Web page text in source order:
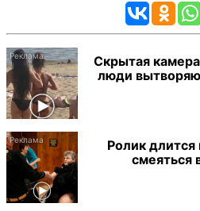
Скрытая
люди
Ролик длится
смеяться